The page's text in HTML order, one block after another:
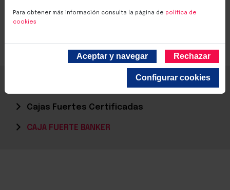
Cajas Fuertes
Cajas Fuertes Certificadas
CAJA FUERTE BANKER
Para obtener más información consulta la página de política de
cookies
Aceptar y navegar Rechazar
Configurar cookies